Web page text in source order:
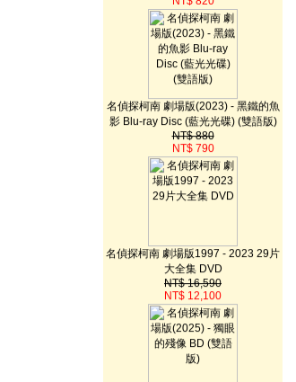
名偵探柯南 劇場版(2023) - 黑鐵的魚
影 Blu-ray Disc (藍光光碟) (雙語版)
NT$ 880
NT$ 790
名偵探柯南 劇場版1997 - 2023 29片
大全集 DVD
NT$ 16,590
NT$ 12,100